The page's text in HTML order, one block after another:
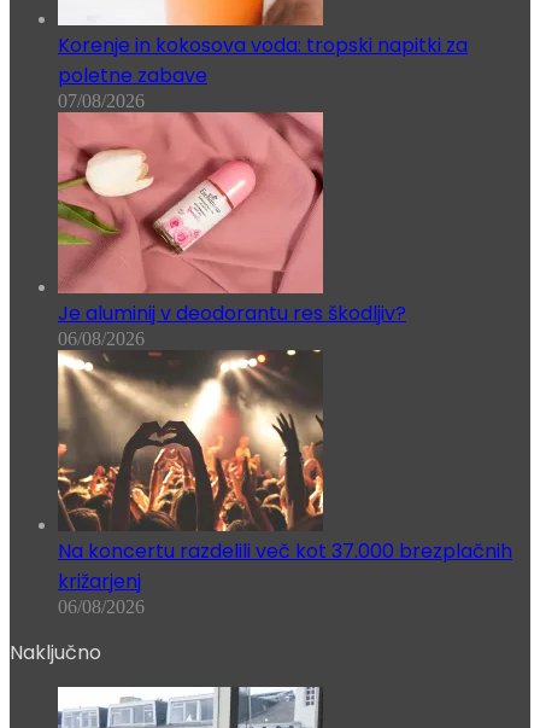
Korenje in kokosova voda: tropski napitki za
poletne zabave
07/08/2026
Je aluminij v deodorantu res škodljiv?
06/08/2026
Na koncertu razdelili več kot 37.000 brezplačnih
križarjenj
06/08/2026
Naključno